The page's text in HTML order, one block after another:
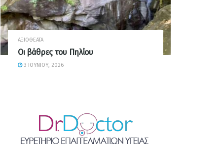
ΑΞΙΟΘΈΑΤΑ
Οι βάθρες του Πηλίου
3 ΙΟΥΝΊΟΥ, 2026